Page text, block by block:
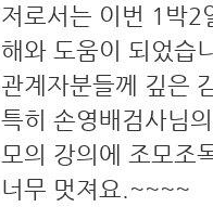
저로서는 이번 1박2
해와 도움이 되었습
관계자분들께 깊은
특히 손영배검사님
모의 강의에 조모조
너무 멋져요.~~~~